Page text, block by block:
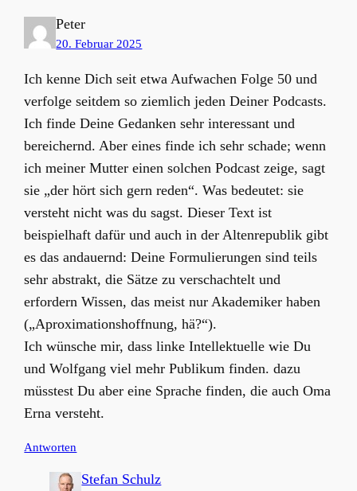
Peter
20. Februar 2025
Ich kenne Dich seit etwa Aufwachen Folge 50 und
verfolge seitdem so ziemlich jeden Deiner Podcasts.
Ich finde Deine Gedanken sehr interessant und
bereichernd. Aber eines finde ich sehr schade; wenn
ich meiner Mutter einen solchen Podcast zeige, sagt
sie „der hört sich gern reden“. Was bedeutet: sie
versteht nicht was du sagst. Dieser Text ist
beispielhaft dafür und auch in der Altenrepublik gibt
es das andauernd: Deine Formulierungen sind teils
sehr abstrakt, die Sätze zu verschachtelt und
erfordern Wissen, das meist nur Akademiker haben
(„Aproximationshoffnung, hä?“).
Ich wünsche mir, dass linke Intellektuelle wie Du
und Wolfgang viel mehr Publikum finden. dazu
müsstest Du aber eine Sprache finden, die auch Oma
Erna versteht.
Antworten
Stefan Schulz